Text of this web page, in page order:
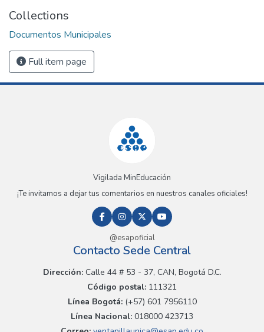
Collections
Documentos Municipales
Full item page
Vigilada MinEducación
¡Te invitamos a dejar tus comentarios en nuestros canales oficiales!
@esapoficial
Contacto Sede Central
Dirección:Calle 44 # 53 - 37, CAN, Bogotá D.C.
Código postal: 111321
Línea Bogotá:(+57) 601 7956110
Línea Nacional: 018000 423713